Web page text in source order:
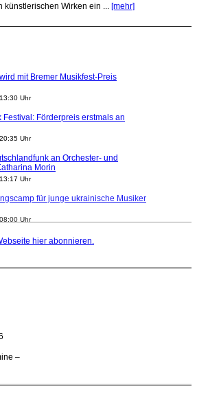
künstlerischen Wirken ein ... [mehr]
Uhr
Uhr
Morin
Uhr
Uhr
Stefan Veselka
Heilbronn: Chefdirigent Risto Joost
hier abonnieren.
–